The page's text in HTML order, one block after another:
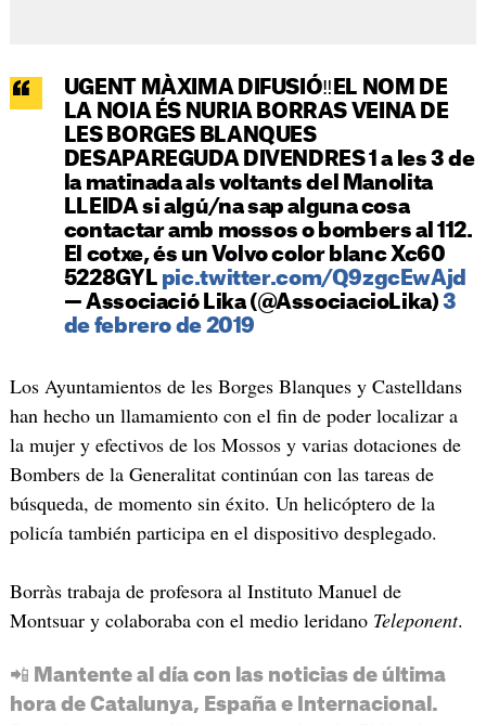
UGENT MÀXIMA DIFUSIÓ‼️EL NOM DE
LA NOIA ÉS NURIA BORRAS VEINA DE
LES BORGES BLANQUES
DESAPAREGUDA DIVENDRES 1 a les 3 de
la matinada als voltants del Manolita
LLEIDA si algú/na sap alguna cosa
contactar amb mossos o bombers al 112.
El cotxe, és un Volvo color blanc Xc60
5228GYL pic.twitter.com/Q9zgcEwAjd
— Associació Lika (@AssociacioLika)3
de febrero de 2019
Los Ayuntamientos de les Borges Blanques y Castelldans
han hecho un llamamiento con el fin de poder localizar a
la mujer y efectivos de los Mossos y varias dotaciones de
Bombers de la Generalitat continúan con las tareas de
búsqueda, de momento sin éxito. Un helicóptero de la
policía también participa en el dispositivo desplegado.
Borràs trabaja de profesora al Instituto Manuel de
Montsuar y colaboraba con el medio leridano Teleponent.
📲 Mantente al día con las noticias de última
hora de Catalunya, España e Internacional.